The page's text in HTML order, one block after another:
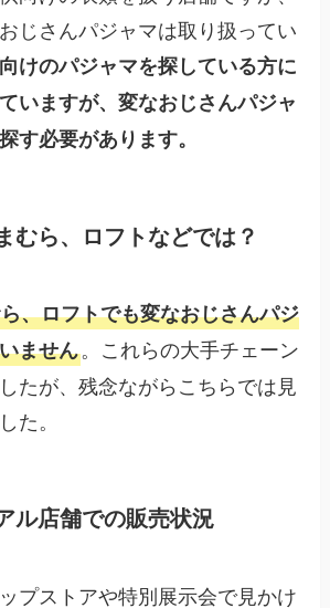
じさんパジャマは取り扱ってい
けのパジャマを探している方に
いますが、変なおじさんパジャ
す必要があります。
むら、ロフトなどでは？
、ロフトでも変なおじさんパジ
ません。これらの大手チェーン
たが、残念ながらこちらでは見
た。
ル店舗での販売状況
プストアや特別展示会で見かけ